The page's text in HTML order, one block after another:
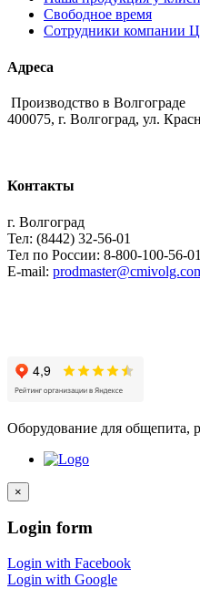
Свободное время
Сотрудники компании
Адреса
Производство в Волгограде
400075, г. Волгоград, ул.
Контакты
г. Волгоград
Тел: (8442) 32-56-01
Тел по России: 8-800-100-56-01
E-mail:
Оборудование для
×
Login form
Login with Facebook
Login with Google